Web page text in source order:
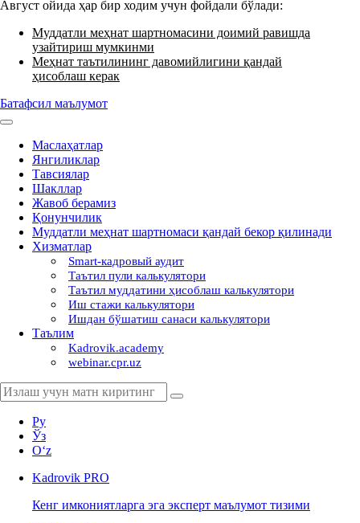
Август ойида ҳар бир ходим учун фойдали бўлади:
Муддатли меҳнат шартномасини доимий равишда
узайтириш мумкинми
Меҳнат таътилининг давомийлигини қандай
ҳисоблаш керак
Батафсил маълумот
Маслаҳатлар
Янгиликлар
Тавсиялар
Шакллар
Жавоб берамиз
Қонунчилик
Муддатли меҳнат шартномаси қандай бекор қилинади
Хизматлар
Smart-кадровый аудит
Таътил пули калькулятори
Таътил муддатини ҳисоблаш калькулятори
Иш стажи калькулятори
Ишдан бўшатиш санаси калькулятори
Таълим
Kadrovik.academy
webinar.cpr.uz
Ру
Ўз
Oʻz
Kadrovik PRO
Кенг имкониятларга эга эксперт маълумот тизими